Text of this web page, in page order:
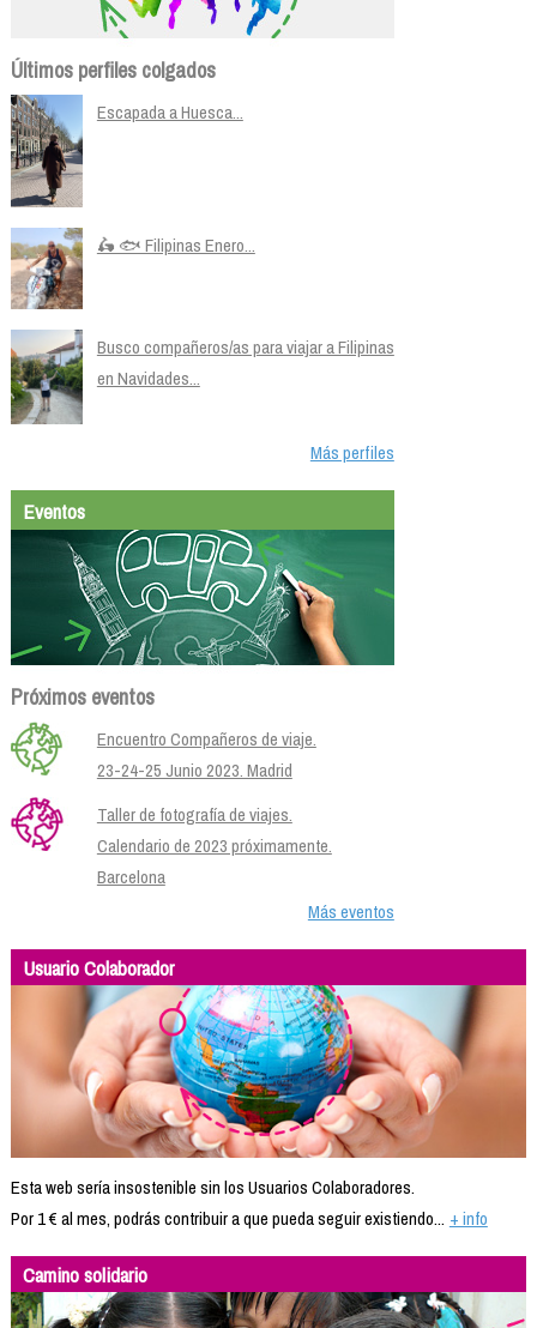
Últimos perfiles colgados
Escapada a Huesca...
🛵 🐟 Filipinas Enero...
Busco compañeros/as para viajar a Filipinas
en Navidades...
Más perfiles
Eventos
Próximos eventos
Encuentro Compañeros de viaje.
23-24-25 Junio 2023. Madrid
Taller de fotografía de viajes.
Calendario de 2023 próximamente.
Barcelona
Más eventos
Usuario Colaborador
Esta web sería insostenible sin los Usuarios Colaboradores.
Por 1 € al mes, podrás contribuir a que pueda seguir existiendo... + info
Camino solidario